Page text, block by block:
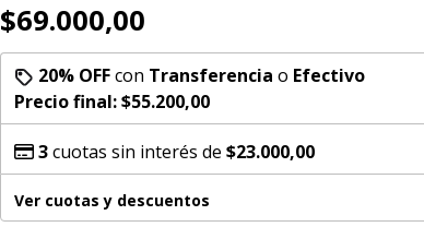
$69.000,00
20% OFFcon Transferencia o Efectivo
Precio final:$55.200,00
3cuotas sin interés de $23.000,00
Ver cuotas y descuentos